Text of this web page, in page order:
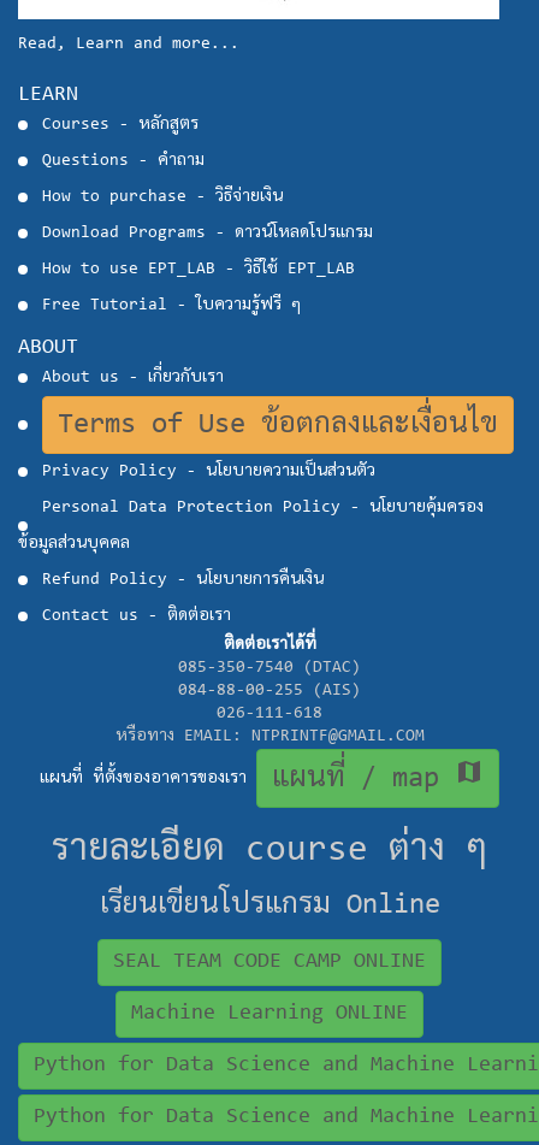
Read, Learn and more...
LEARN
Courses - หลักสูตร
Questions - คำถาม
How to purchase - วิธีจ่ายเงิน
Download Programs - ดาวน์โหลดโปรแกรม
How to use EPT_LAB - วิธีใช้ EPT_LAB
Free Tutorial - ใบความรู้ฟรี ๆ
ABOUT
About us - เกี่ยวกับเรา
Terms of Use ข้อตกลงและเงื่อนไข
Privacy Policy - นโยบายความเป็นส่วนตัว
Personal Data Protection Policy - นโยบายคุ้มครอง
ข้อมูลส่วนบุคคล
Refund Policy - นโยบายการคืนเงิน
Contact us - ติดต่อเรา
ติดต่อเราได้ที่
085-350-7540 (DTAC)
084-88-00-255 (AIS)
026-111-618
หรือทาง EMAIL: NTPRINTF@GMAIL.COM
แผนที่ ที่ตั้งของอาคารของเรา แผนที่ / map map
รายละเอียด course ต่าง ๆ
เรียนเขียนโปรแกรม Online
SEAL TEAM CODE CAMP ONLINE
Machine Learning ONLINE
Python for Data Science and Machine
Python for Data Science and Machine